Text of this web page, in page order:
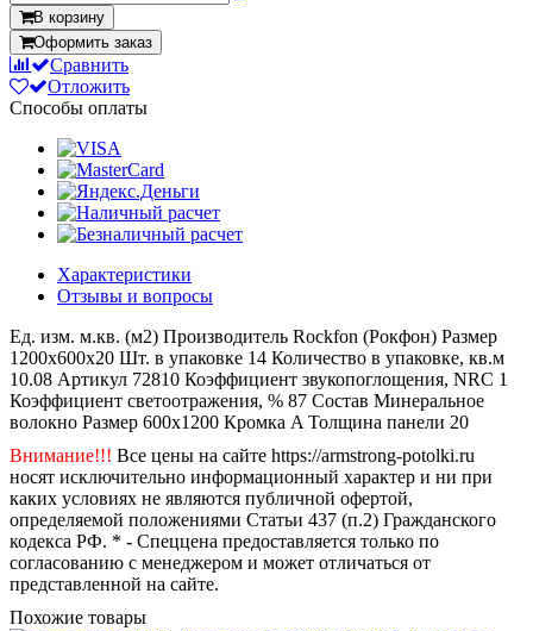
В корзину
Оформить заказ
Сравнить
Отложить
Способы оплаты
Характеристики
Отзывы и вопросы
Ед. изм. м.кв. (м2) Производитель Rockfon (Рокфон) Размер
1200x600x20 Шт. в упаковке 14 Количество в упаковке, кв.м
10.08 Артикул 72810 Коэффициент звукопоглощения, NRC 1
Коэффициент светоотражения, % 87 Состав Минеральное
волокно Размер 600x1200 Кромка A Толщина панели 20
Внимание!!! Все цены на сайте https://armstrong-potolki.ru
носят исключительно информационный характер и ни при
каких условиях не являются публичной офертой,
определяемой положениями Статьи 437 (п.2) Гражданского
кодекса РФ. * - Спеццена предоставляется только по
согласованию с менеджером и может отличаться от
представленной на сайте.
Похожие товары